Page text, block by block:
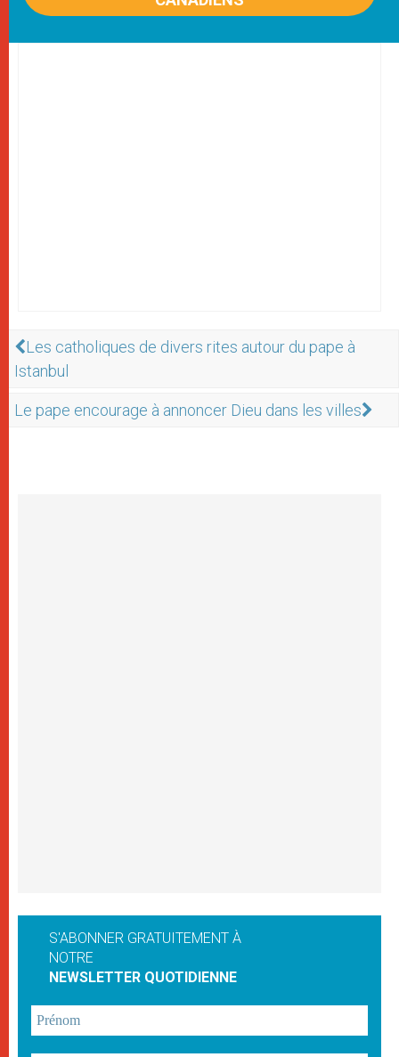
Les catholiques de divers rites autour du pape à
Istanbul
Le pape encourage à annoncer Dieu dans les villes
S'ABONNER GRATUITEMENT À
NOTRE
NEWSLETTER QUOTIDIENNE